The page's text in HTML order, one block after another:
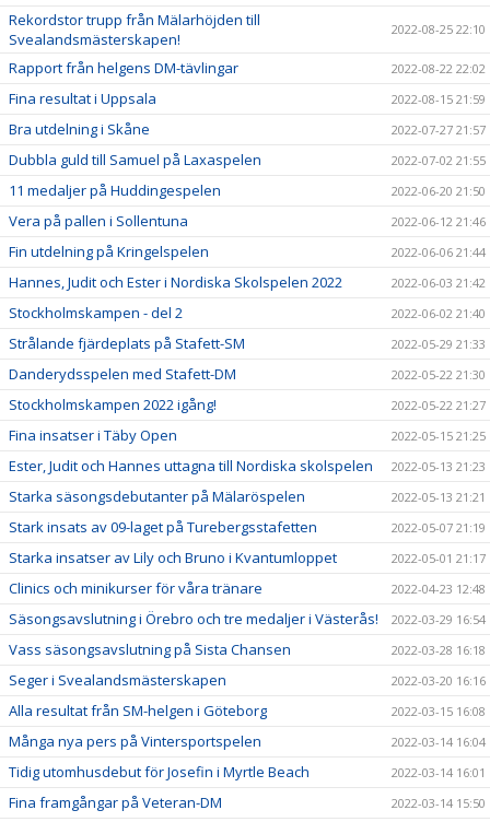
Rekordstor trupp från Mälarhöjden till
Svealandsmästerskapen!
2022-08-25 22:10
Rapport från helgens DM-tävlingar 2022-08-22 22:02
Fina resultat i Uppsala 2022-08-15 21:59
Bra utdelning i Skåne 2022-07-27 21:57
Dubbla guld till Samuel på Laxaspelen 2022-07-02 21:55
11 medaljer på Huddingespelen 2022-06-20 21:50
Vera på pallen i Sollentuna 2022-06-12 21:46
Fin utdelning på Kringelspelen 2022-06-06 21:44
Hannes, Judit och Ester i Nordiska Skolspelen 2022 2022-06-03 21:42
Stockholmskampen - del 2 2022-06-02 21:40
Strålande fjärdeplats på Stafett-SM 2022-05-29 21:33
Danderydsspelen med Stafett-DM 2022-05-22 21:30
Stockholmskampen 2022 igång! 2022-05-22 21:27
Fina insatser i Täby Open 2022-05-15 21:25
Ester, Judit och Hannes uttagna till Nordiska skolspelen 2022-05-13 21:23
Starka säsongsdebutanter på Mälaröspelen 2022-05-13 21:21
Stark insats av 09-laget på Turebergsstafetten 2022-05-07 21:19
Starka insatser av Lily och Bruno i Kvantumloppet 2022-05-01 21:17
Clinics och minikurser för våra tränare 2022-04-23 12:48
Säsongsavslutning i Örebro och tre medaljer i Västerås! 2022-03-29 16:54
Vass säsongsavslutning på Sista Chansen 2022-03-28 16:18
Seger i Svealandsmästerskapen 2022-03-20 16:16
Alla resultat från SM-helgen i Göteborg 2022-03-15 16:08
Många nya pers på Vintersportspelen 2022-03-14 16:04
Tidig utomhusdebut för Josefin i Myrtle Beach 2022-03-14 16:01
Fina framgångar på Veteran-DM 2022-03-14 15:50